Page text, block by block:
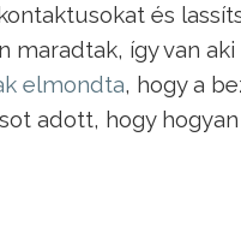
és
maradtak, így van
elmondta, hogy a
adott, hogy